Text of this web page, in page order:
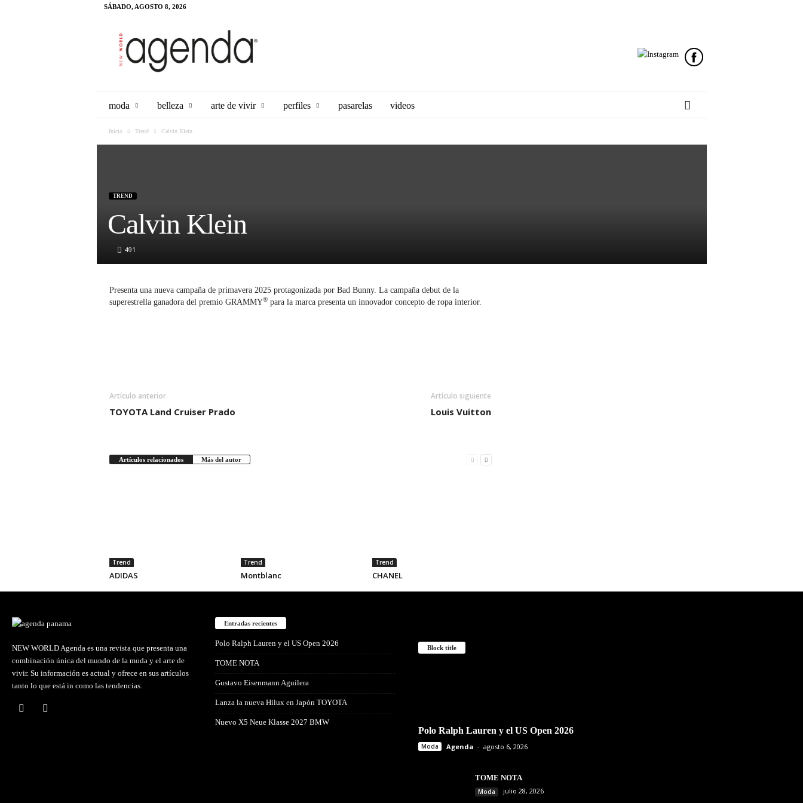
SÁBADO, AGOSTO 8, 2026
Panama
moda belleza arte de vivir perfiles pasarelas videos
Inicio Trend Calvin Klein
TREND
Calvin Klein
491
Presenta una nueva campaña de primavera 2025 protagonizada por Bad Bunny. La campaña debut de la
superestrella ganadora del premio GRAMMY®para la marca presenta un innovador concepto de ropa interior.
Artículo anterior
TOYOTA Land Cruiser Prado
Artículo siguiente
Louis Vuitton
Artículos relacionados Más del autor
Trend
ADIDAS
Trend
Montblanc
Trend
CHANEL
NEW WORLD Agenda es una revista que presenta una
combinación única del mundo de la moda y el arte de
vivir. Su información es actual y ofrece en sus artículos
tanto lo que está in como las tendencias.
Entradas recientes
Polo Ralph Lauren y el US Open 2026
TOME NOTA
Gustavo Eisenmann Aguilera
Lanza la nueva Hilux en Japón TOYOTA
Nuevo X5 Neue Klasse 2027 BMW
Block title
Polo Ralph Lauren y el US Open 2026
Moda Agenda - agosto 6, 2026
TOME NOTA
Moda julio 28, 2026